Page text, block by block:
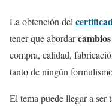
La obtención del
tener que abordar
compra, calidad,
tanto de ningún
El tema puede llegar a ser